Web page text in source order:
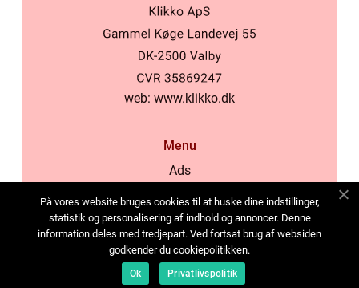
web: www.klikko.dk
Menu
Ads
Cookies
Contact
Sitemap
På vores website bruges cookies til at huske dine indstillinger,
statistik og personalisering af indhold og annoncer. Denne
information deles med tredjepart. Ved fortsat brug af websiden
godkender du cookiepolitikken.
Ok Privatlivspolitik